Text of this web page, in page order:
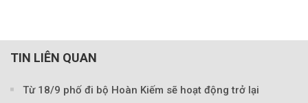
TIN LIÊN QUAN
Từ 18/9 phố đi bộ Hoàn Kiếm sẽ hoạt động trở lại